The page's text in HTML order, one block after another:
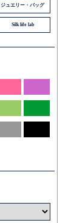
ジュエリー・バッグ
Silk life lab